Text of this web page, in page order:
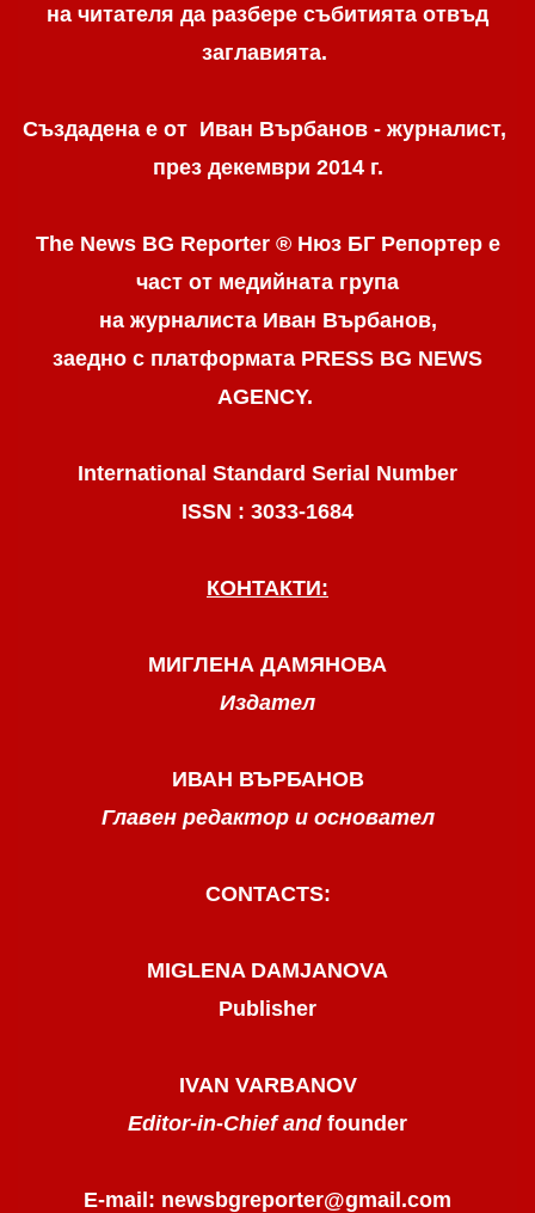
на читателя да разбере събитията отвъд
заглавията.
Създадена е от Иван Върбанов - журналист,
през декември 2014 г.
The News BG Reporter ® Нюз БГ Репортере
част от медийната група
на журналиста Иван Върбанов,
заедно с платформата PRESS BG NEWS
AGENCY.
International Standard Serial Number
ISSN : 3033-1684
КОНТАКТИ:
МИГЛЕНА ДАМЯНОВА
Издател
ИВАН ВЪРБАНОВ
Главен редактор и основател
CONTACTS:
MIGLENA DAMJANOVA
Publisher
IVAN VARBANOV
Editor-in-Chief and founder
E-mail: newsbgreporter@gmail.com